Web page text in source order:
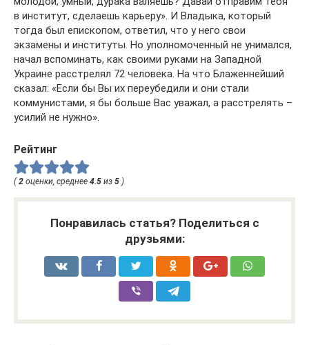
в институт, сделаешь карьеру». И Владыка, который
тогда был епископом, ответил, что у него свои
экзамены и институты. Но уполномоченный не унимался,
начал вспоминать, как своими руками на Западной
Украине расстрелял 72 человека. На что Блаженнейший
сказал: «Если бы Вы их переубедили и они стали
коммунистами, я бы больше Вас уважал, а расстрелять –
усилий не нужно».
Рейтинг
( 2 оценки, среднее 4.5 из 5 )
Понравилась статья? Поделиться с
друзьями: